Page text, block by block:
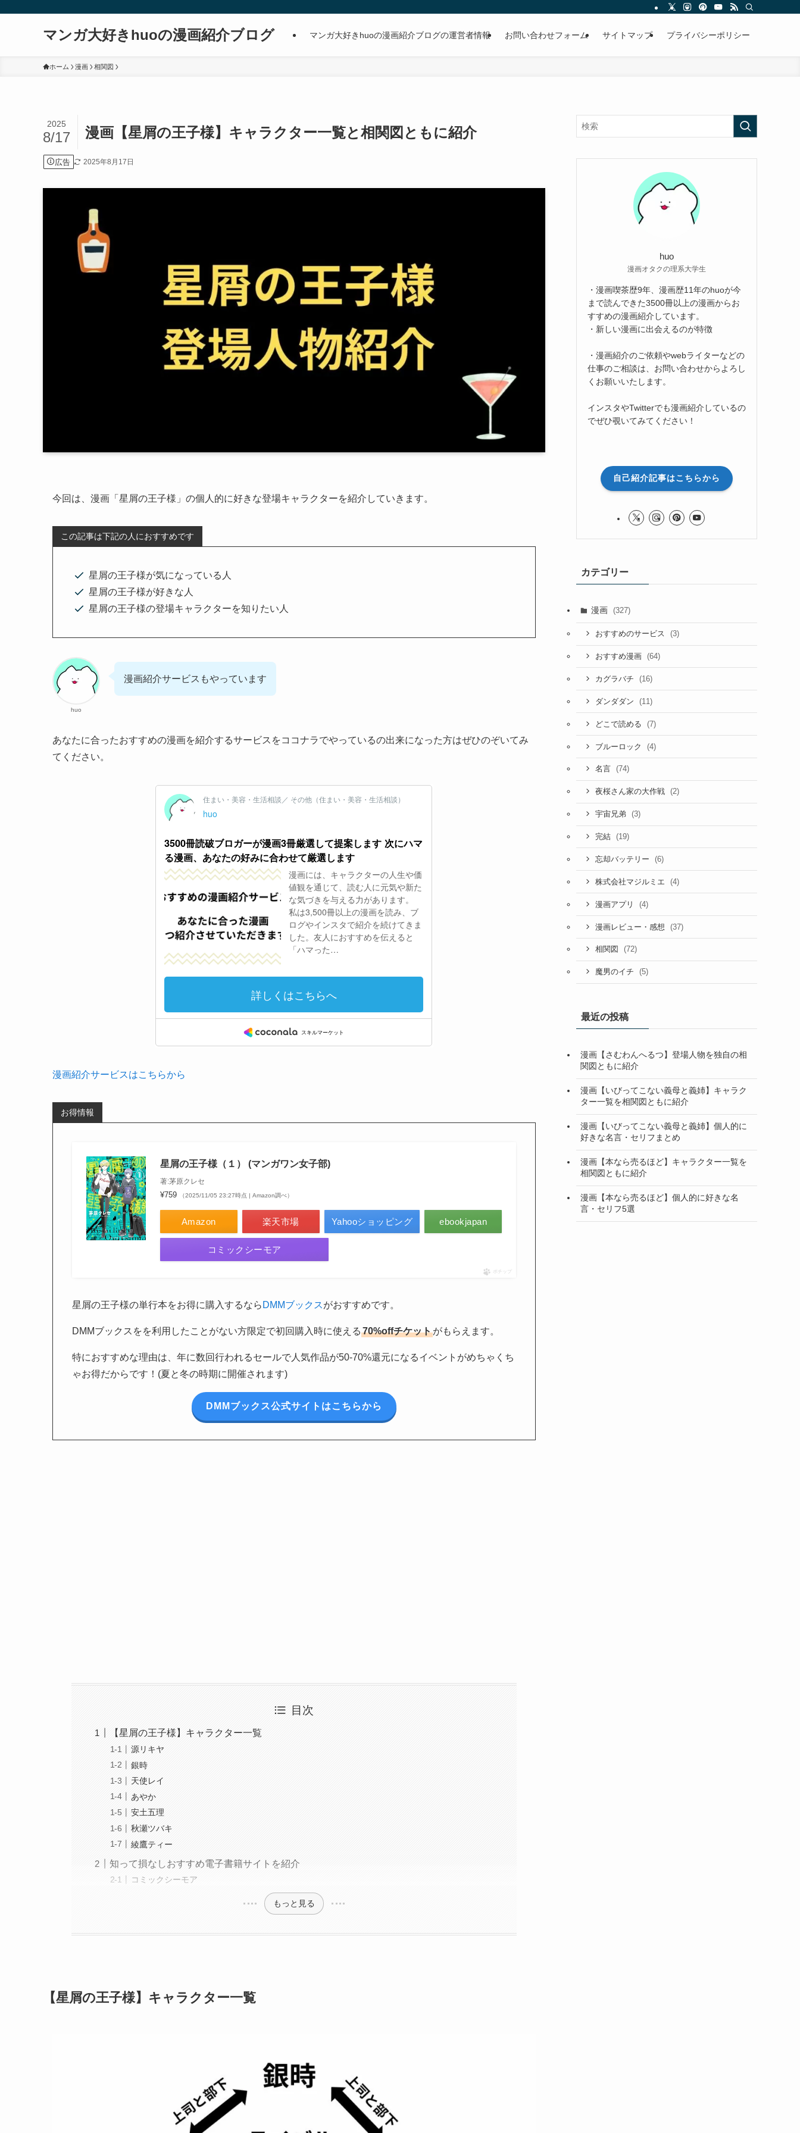
マンガ大好きhuoの漫画紹介ブログ マンガ大好きhuoの漫画紹介ブログの運営者情報 お問い合わせフォーム サイトマップ プライバシーポリシー
ホーム 漫画 相関図
漫画【星屑の王子様】キャラクター一覧と相関図ともに紹介
2025
8/17
広告 2025年8月17日
今回は、漫画「星屑の王子様」の個人的に好きな登場キャラクターを紹介していきます。
この記事は下記の人におすすめです
星屑の王子様が気になっている人
星屑の王子様が好きな人
星屑の王子様の登場キャラクターを知りたい人
huo
漫画紹介サービスもやっています
あなたに合ったおすすめの漫画を紹介するサービスをココナラでやっているの出来になった方はぜひのぞいてみ
てください。
漫画紹介サービスはこちらから
お得情報
星屑の王子様（１） (マンガワン女子部)
著:茅原クレセ
¥759 （2025/11/05 23:27時点 | Amazon調べ）
Amazon 楽天市場 Yahooショッピング ebookjapan
コミックシーモア
ポチップ
星屑の王子様の単行本をお得に購入するなら DMMブックスがおすすめです。
DMMブックスをを利用したことがない方限定で初回購入時に使える 70%offチケットがもらえます。
特におすすめな理由は、年に数回行われるセールで人気作品が50-70%還元になるイベントがめちゃくち
ゃお得だからです！(夏と冬の時期に開催されます)
DMMブックス公式サイトはこちらから
目次
【星屑の王子様】キャラクター一覧
源リキヤ
銀時
天使レイ
あやか
安土五理
秋瀬ツバキ
綾鷹ティー
知って損なしおすすめ電子書籍サイトを紹介
コミックシーモア
もっと見る
【星屑の王子様】キャラクター一覧
huo
漫画オタクの理系大学生
・漫画喫茶歴9年、漫画歴11年のhuoが今
まで読んできた3500冊以上の漫画からお
すすめの漫画紹介しています。
・新しい漫画に出会えるのが特徴
・漫画紹介のご依頼やwebライターなどの
仕事のご相談は、お問い合わせからよろし
くお願いいたします。
インスタやTwitterでも漫画紹介しているの
でぜひ覗いてみてください！
自己紹介記事はこちらから
カテゴリー
漫画 (327)
おすすめのサービス (3)
おすすめ漫画 (64)
カグラバチ (16)
ダンダダン (11)
どこで読める (7)
ブルーロック (4)
名言 (74)
夜桜さん家の大作戦 (2)
宇宙兄弟 (3)
完結 (19)
忘却バッテリー (6)
株式会社マジルミエ (4)
漫画アプリ (4)
漫画レビュー・感想 (37)
相関図 (72)
魔男のイチ (5)
最近の投稿
漫画【さむわんへるつ】登場人物を独自の相
関図ともに紹介
漫画【いびってこない義母と義姉】キャラク
ター一覧を相関図ともに紹介
漫画【いびってこない義母と義姉】個人的に
好きな名言・セリフまとめ
漫画【本なら売るほど】キャラクター一覧を
相関図ともに紹介
漫画【本なら売るほど】個人的に好きな名
言・セリフ5選